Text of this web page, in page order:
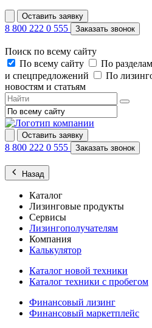
Оставить заявку
8 800 222 0 555 Заказать звонок
Поиск по всему сайту
По всему сайту
По разделам
и спецпредложений
По
новостям и статьям
Оставить заявку
8 800 222 0 555 Заказать звонок
Назад
Каталог
Лизинговые продукты
Сервисы
Лизингополучателям
Компания
Калькулятор
Каталог новой техники
Каталог техники с пробегом
Финансовый лизинг
Финансовый маркетплейс